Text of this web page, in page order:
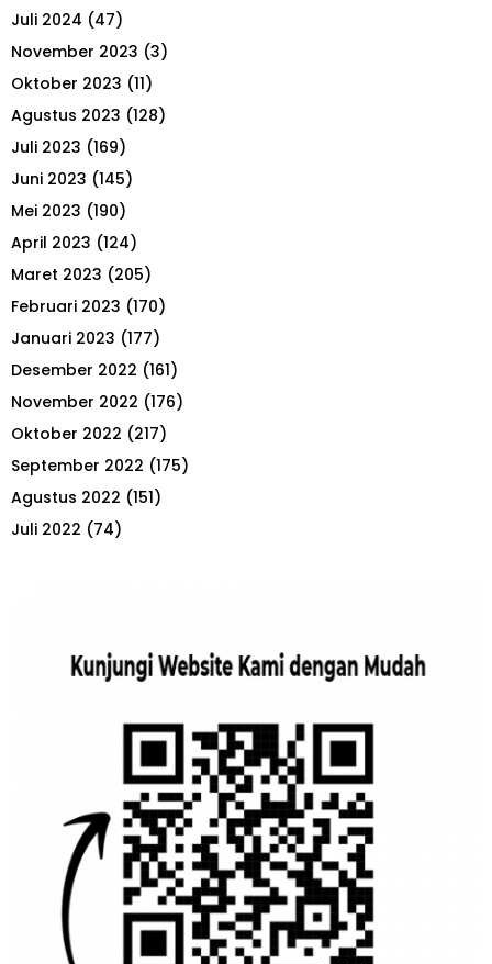
Juli 2024 (47)
November 2023 (3)
Oktober 2023 (11)
Agustus 2023 (128)
Juli 2023 (169)
Juni 2023 (145)
Mei 2023 (190)
April 2023 (124)
Maret 2023 (205)
Februari 2023 (170)
Januari 2023 (177)
Desember 2022 (161)
November 2022 (176)
Oktober 2022 (217)
September 2022 (175)
Agustus 2022 (151)
Juli 2022 (74)